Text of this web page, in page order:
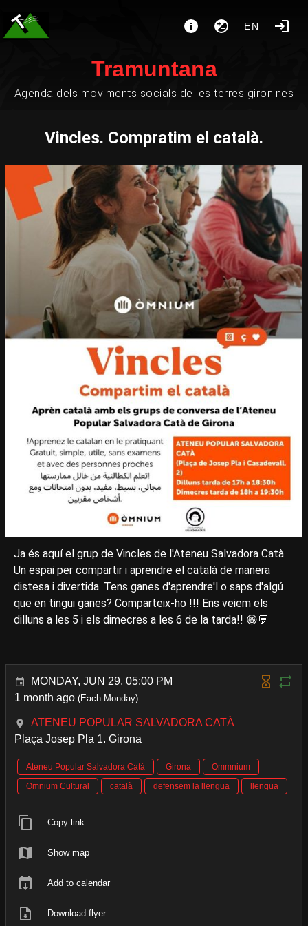
EN
Tramuntana
Agenda dels moviments socials de les terres gironines
Vincles. Compratim el català.
Ja és aquí el grup de Vincles de l'Ateneu Salvadora Catà.
Un espai per compartir i aprendre el català de manera
distesa i divertida. Tens ganes d'aprendre'l o saps d'algú
que en tingui ganes? Comparteix-ho !!! Ens veiem els
dilluns a les 5 i els dimecres a les 6 de la tarda!! 😁💬
MONDAY, JUN 29, 05:00 PM
1 month ago (Each Monday)
ATENEU POPULAR SALVADORA CATÀ
Plaça Josep Pla 1. Girona
Ateneu Popular Salvadora Catà Girona
Ommnium
Omnium Cultural
català defensem la llengua llengua
Copy link
Show map
Add to calendar
Download flyer